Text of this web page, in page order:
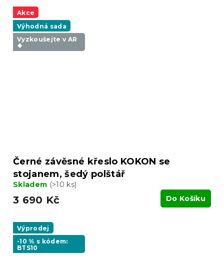
Akce
Výhodná sada
Vyzkoušejte v AR
❖
Černé závěsné křeslo KOKON se
stojanem, šedý polštář
Skladem (>10 ks)
3 690 Kč Do Košíku
Výprodej
-10 % s kódem:
BTS10